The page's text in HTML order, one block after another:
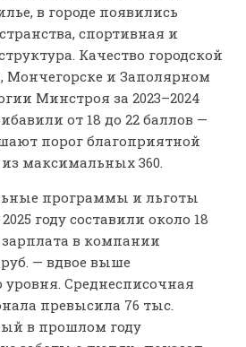
в городе появились
спортивная и
Качество городской
Мончегорске и Заполярном
Минстроя за 2023–2024
от 18 до 22 баллов —
порог благоприятной
максимальных 360.
программы и льготы
году составили около 18
в компании
руб. — вдвое выше
уровня. Среднесписочная
превысила 76 тыс.
в прошлом году